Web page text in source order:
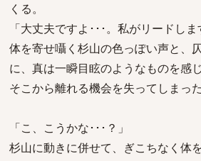
くる。
「大丈夫ですよ･･･。私がリードしま
体を寄せ囁く杉山の色っぽい声と、
に、真は一瞬目眩のようなものを感じ
そこから離れる機会を失ってしまった
「こ、こうかな･･･？」
杉山に動きに併せて、ぎこちなく体を